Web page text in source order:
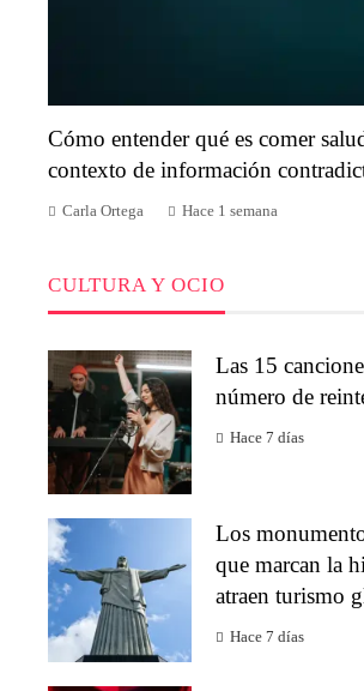
Cómo entender qué es comer
contexto de información
Carla Ortega Hace 1 semana
CULTURA Y OCIO
Las 15
número de
Hace 7 días
Los
que marcan la
atraen turismo
Hace 7 días